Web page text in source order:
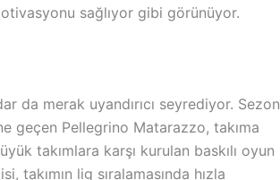
sağlıyor gibi görünüyor.
da merak uyandırıcı seyrediyor. Sezon
geçen Pellegrino Matarazzo, takıma
takımlara karşı kurulan baskılı oyun
lig sıralamasında hızla